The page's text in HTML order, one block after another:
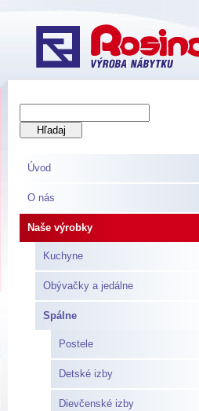
Úvod
O nás
Naše výrobky
Kuchyne
Obývačky a jedálne
Spálne
Postele
Detské izby
Dievčenské izby